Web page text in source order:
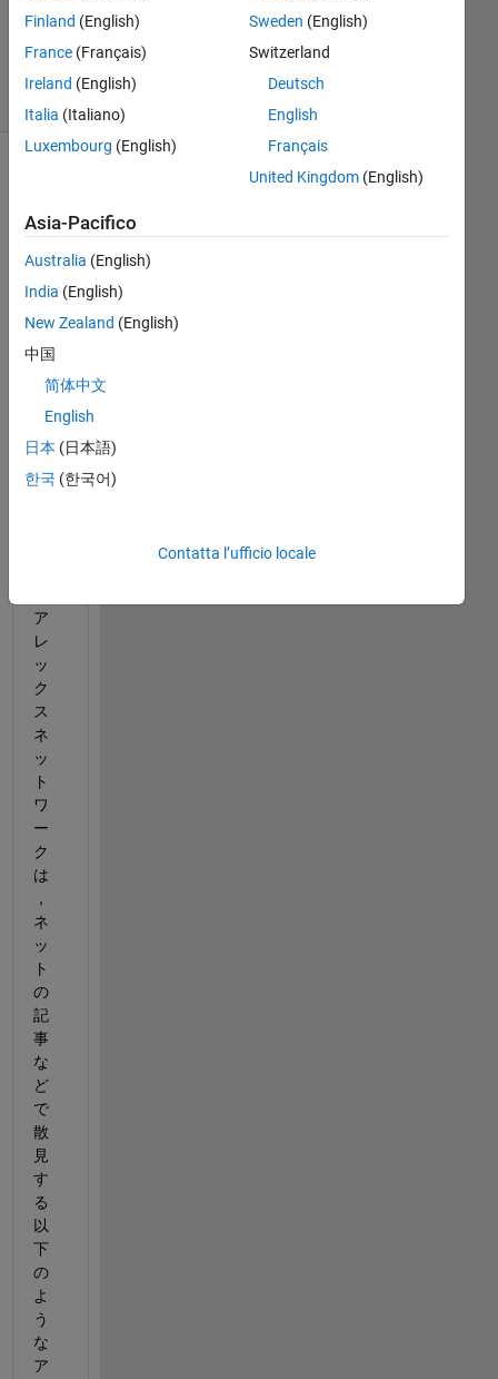
2022
2
Visualizzazioni
MA
TL
AB
提
供
ア
レ
ッ
ク
ス
ネ
ッ
ト
ワ
ー
ク
は
，
ネ
ッ
ト
の
記
事
な
ど
で
散
見
す
る
以
下
の
よ
う
な
ア
Finland (English)
France (Français)
Ireland (English)
Italia (Italiano)
Luxembourg (English)
Sweden (English)
Switzerland
Deutsch
English
Français
United Kingdom(English)
Asia-Pacifico
Australia (English)
India (English)
New Zealand (English)
中国
简体中文
English
日本 (日本語)
한국 (한국어)
Contatta l’ufficio locale